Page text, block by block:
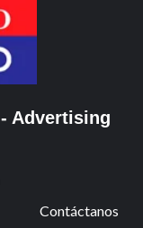
- Advertising
Contáctanos